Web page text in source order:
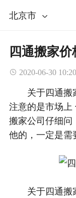
北京市
四通搬家价
 2020-06-30
关于四通搬
注意的是市场
搬家公司仔细
他的，一定是需
关于四通搬